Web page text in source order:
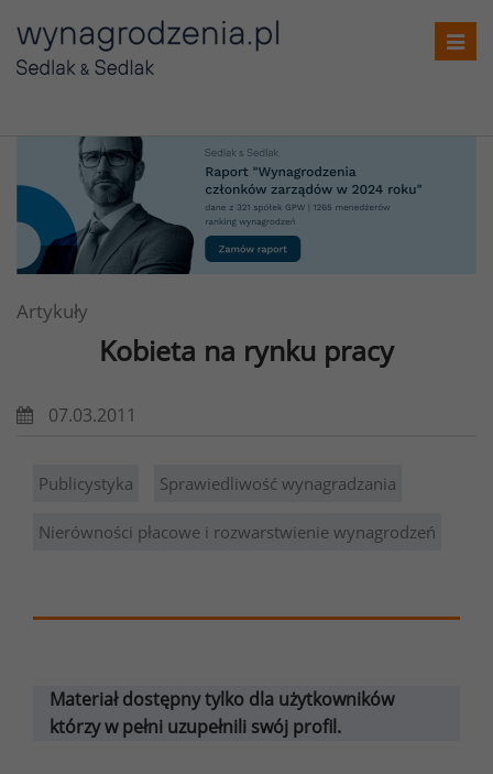
Artykuły
Kobieta na rynku pracy
07.03.2011
Publicystyka Sprawiedliwość wynagradzania
Nierówności płacowe i rozwarstwienie wynagrodzeń
Materiał dostępny tylko dla użytkowników
którzy w pełni uzupełnili swój profil.